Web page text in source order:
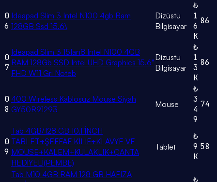
0
6
Ideapad Slim 3 Intel N100 4gb Ram
128GB Ssd 15.6\
Dizüstü
Bilgisayar
₺
1
6
K
86
0
7
Ideapad Slim 3 15Ian8 Intel N100 4GB
RAM 128Gb SSD Intel UHD Graphics 15.6"
FHD W11 Gri Noteb
Dizüstü
Bilgisayar
₺
1
3
K
86
0
8
400 Wireless Kablosuz Mouse Siyah
GY50R91293
Mouse
₺
3
4
9
74
0
9
Tab 4GB/128 GB 10.1"İNCH
TABLET+ŞEFFAF KILIF+KLAVYE VE
MOUSE+KALEM+KULAKLIK+ÇANTA
HEDİYELİ(PEMBE)
Tablet
₺
9
K
58
Tab M10 4GB RAM 128 GB HAFIZA